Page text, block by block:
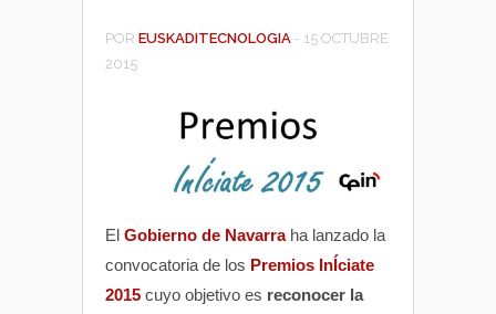
POR EUSKADITECNOLOGIA - 15 OCTUBRE
2015
El Gobierno de Navarraha lanzado la
convocatoria de los Premios InÍciate
2015 cuyo objetivo es reconocer la